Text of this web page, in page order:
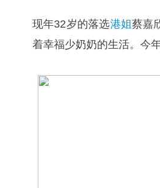
现年32岁的落选港姐蔡嘉
着幸福少奶奶的生活。今